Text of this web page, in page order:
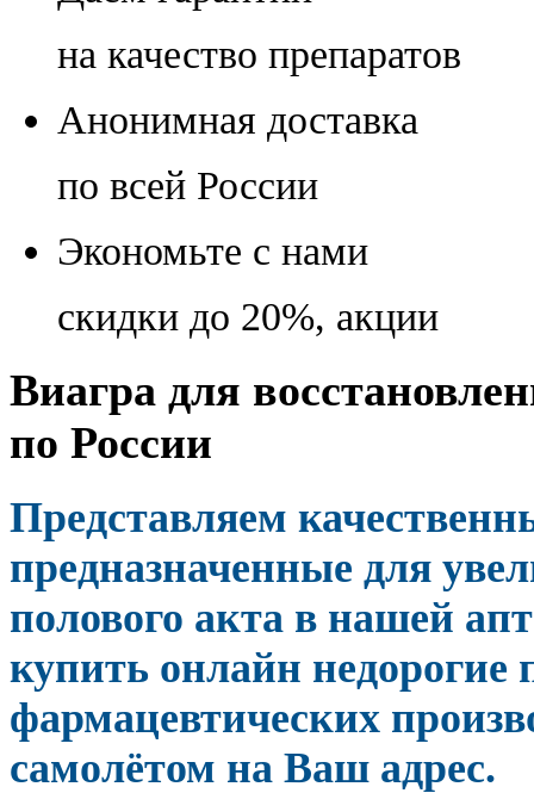
на качество препаратов
Анонимная доставка
по всей России
Экономьте с нами
скидки до 20%, акции
Виагра для
по России
Представляем
предназначенные для
полового акта в нашей
купить онлайн недорогие
фармацевтических
самолётом на Ваш адрес.